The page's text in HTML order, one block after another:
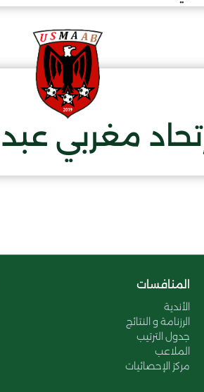
إتحاد مغربي عبد
المنافسات
الأندية
الرزنامة و النتائج
جدول الترتيب
الملاعب
مركز الإحصائيات